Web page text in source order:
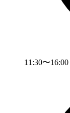
11:30〜16:00